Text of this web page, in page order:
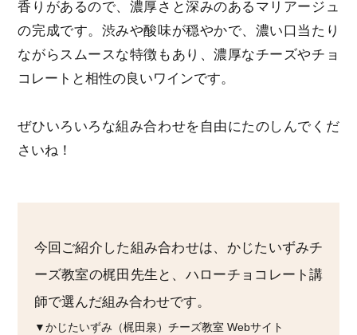
香りがあるので、濃厚さと深みのあるマリアージュ
の完成です。渋みや酸味が穏やかで、濃い口当たり
ながらスムースな特徴もあり、濃厚なチーズやチョ
コレートと相性の良いワインです。
ぜひいろいろな組み合わせを自由にたのしんでくだ
さいね！
今回ご紹介した組み合わせは、かじたいずみチ
ーズ教室の梶田先生と、ハローチョコレート講
師で選んだ組み合わせです。
▼かじたいずみ（梶田泉）チーズ教室 Webサイト